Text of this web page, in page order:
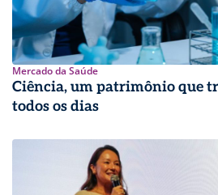
Mercado da Saúde
Ciência, um patrimônio que
todos os dias